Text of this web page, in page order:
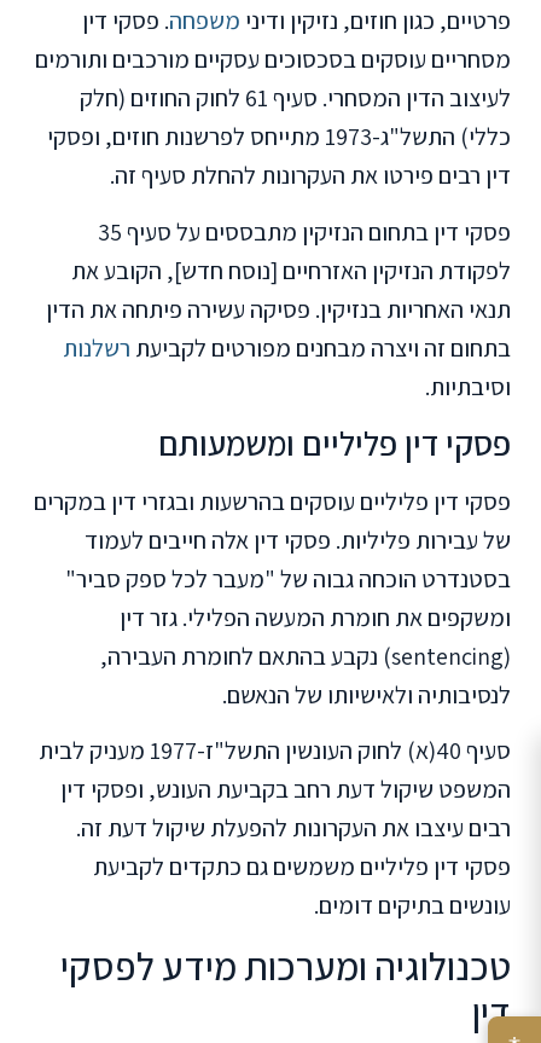
פרטיים, כגון חוזים, נזיקין ודיני משפחה. פסקי דין
מסחריים עוסקים בסכסוכים עסקיים מורכבים ותורמים
לעיצוב הדין המסחרי. סעיף 61 לחוק החוזים (חלק
כללי) התשל"ג-1973 מתייחס לפרשנות חוזים, ופסקי
דין רבים פירטו את העקרונות להחלת סעיף זה.
פסקי דין בתחום הנזיקין מתבססים על סעיף 35
לפקודת הנזיקין האזרחיים [נוסח חדש], הקובע את
תנאי האחריות בנזיקין. פסיקה עשירה פיתחה את הדין
בתחום זה ויצרה מבחנים מפורטים לקביעת רשלנות
וסיבתיות.
פסקי דין פליליים ומשמעותם
פסקי דין פליליים עוסקים בהרשעות ובגזרי דין במקרים
של עבירות פליליות. פסקי דין אלה חייבים לעמוד
בסטנדרט הוכחה גבוה של "מעבר לכל ספק סביר"
ומשקפים את חומרת המעשה הפלילי. גזר דין
(sentencing) נקבע בהתאם לחומרת העבירה,
לנסיבותיה ולאישיותו של הנאשם.
סעיף 40(א) לחוק העונשין התשל"ז-1977 מעניק לבית
המשפט שיקול דעת רחב בקביעת העונש, ופסקי דין
רבים עיצבו את העקרונות להפעלת שיקול דעת זה.
פסקי דין פליליים משמשים גם כתקדים לקביעת
עונשים בתיקים דומים.
טכנולוגיה ומערכות מידע לפסקי
דין